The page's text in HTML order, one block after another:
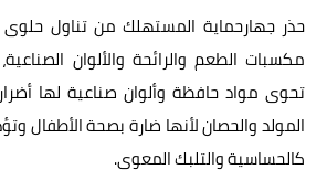
أخبار النجوم
أخبار العالم
حذر جهارحماية المستهلك من تناول حلوى
مكسبات الطعم والرائحة والألوان
تحوى مواد حافظة وألوان صناعية لها
المولد والحصان لأنها ضارة بصحة الأطفال
كالحساسية والتلبك المعوى.